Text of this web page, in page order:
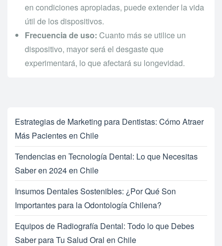
en condiciones apropiadas, puede extender la vida
útil de los dispositivos.
Frecuencia de uso: Cuanto más se utilice un
dispositivo, mayor será el desgaste que
experimentará, lo que afectará su longevidad.
Estrategias de Marketing para Dentistas: Cómo Atraer
Más Pacientes en Chile
Tendencias en Tecnología Dental: Lo que Necesitas
Saber en 2024 en Chile
Insumos Dentales Sostenibles: ¿Por Qué Son
Importantes para la Odontología Chilena?
Equipos de Radiografía Dental: Todo lo que Debes
Saber para Tu Salud Oral en Chile